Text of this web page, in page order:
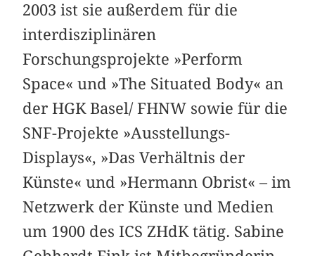
2003 ist sie außerdem für die
interdisziplinären
Forschungsprojekte »Perform
Space« und »The Situated Body« an
der HGK Basel/ FHNW sowie für die
SNF-Projekte »Ausstellungs-
Displays«, »Das Verhältnis der
Künste« und »Hermann Obrist« – im
Netzwerk der Künste und Medien
um 1900 des ICS ZHdK tätig. Sabine